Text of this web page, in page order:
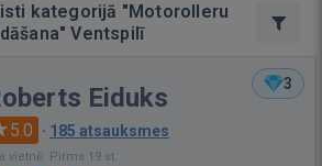
kategorijā "Motorolleru
Ventspilī
3
Eiduks
5.0 · 185 atsauksmes
vietnē: Pirms 19 st.